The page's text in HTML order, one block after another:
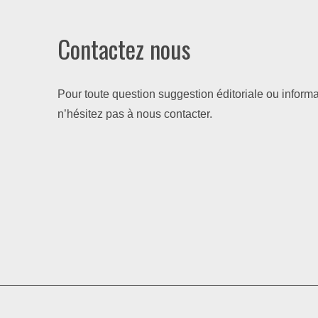
Contactez nous
Pour toute question suggestion éditoriale ou
n’hésitez pas à nous contacter.